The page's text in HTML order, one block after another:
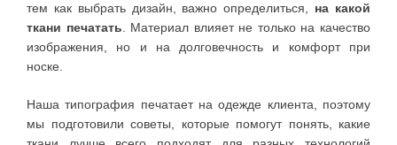
тем как выбрать дизайн, важно определиться, на какой
ткани печатать . Материал влияет не только на качество
изображения, но и на долговечность и комфорт при
носке.
Наша типография печатает на одежде клиента, поэтому
мы подготовили советы, которые помогут понять, какие